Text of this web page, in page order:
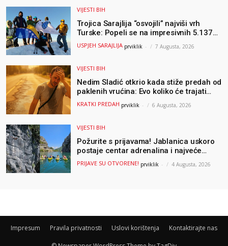
VIJESTI BIH
Trojica Sarajlija “osvojili” najviši vrh
Turske: Popeli se na impresivnih 5.137
metara
USPJEH SARAJLIJA prviklik - 7 Augusta, 2026
VIJESTI BIH
Nedim Sladić otkrio kada stiže predah od
paklenih vrućina: Evo koliko će trajati
osvježenje u BiH
KRATKI PREDAH prviklik - 6 Augusta, 2026
VIJESTI BIH
Požurite s prijavama! Jablanica uskoro
postaje centar adrenalina i najveće
outdoor avanture ovog ljeta
PRIJAVE SU OTVORENE! prviklik - 4 Augusta, 2026
Impresum Pravila privatnosti Uslovi korištenja Kontaktirajte nas